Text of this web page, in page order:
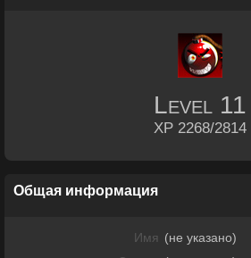
Level 11
XP 2268/2814
Общая информация
Имя (не указано)